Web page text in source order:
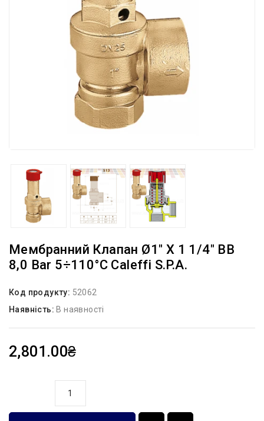
Мембранний Клапан Ø1″ Х 1 1/4″ ВВ
8,0 Bar 5÷110°C Caleffi S.p.a.
Код продукту: 52062
Наявність: В наявності
2,801.00₴